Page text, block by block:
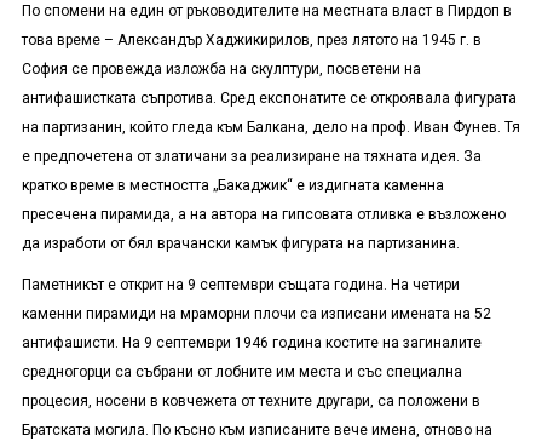
По спомени на един от ръководителите на местната власт в Пирдоп в
това време – Александър Хаджикирилов, през лятото на 1945 г. в
София се провежда изложба на скулптури, посветени на
антифашистката съпротива. Сред експонатите се откроявала фигурата
на партизанин, който гледа към Балкана, дело на проф. Иван Фунев. Тя
е предпочетена от златичани за реализиране на тяхната идея. За
кратко време в местността „Бакаджик“ е издигната каменна
пресечена пирамида, а на автора на гипсовата отливка е възложено
да изработи от бял врачански камък фигурата на партизанина.
Паметникът е открит на 9 септември същата година. На четири
каменни пирамиди на мраморни плочи са изписани имената на 52
антифашисти. На 9 септември 1946 година костите на загиналите
средногорци са събрани от лобните им места и със специална
процесия, носени в ковчежета от техните другари, са положени в
Братската могила. По късно към изписаните вече имена, отново на